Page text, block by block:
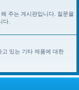
주는 게시판입니다. 질문을
다.
고 있는 기타 제품에 대한